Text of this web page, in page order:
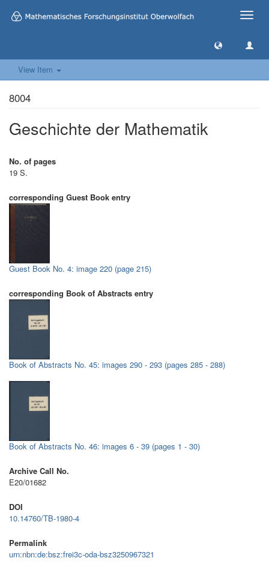
Toggle
View Item
8004
Geschichte der Mathematik
No. of pages
19 S.
corresponding Guest Book entry
Guest Book No. 4: image 220 (page 215)
corresponding Book of Abstracts entry
Book of Abstracts No. 45: images 290 - 293 (pages 285 - 288)
Book of Abstracts No. 46: images 6 - 39 (pages 1 - 30)
Archive Call No.
E20/01682
DOI
10.14760/TB-1980-4
Permalink
urn:nbn:de:bsz:frei3c-oda-bsz3250967321